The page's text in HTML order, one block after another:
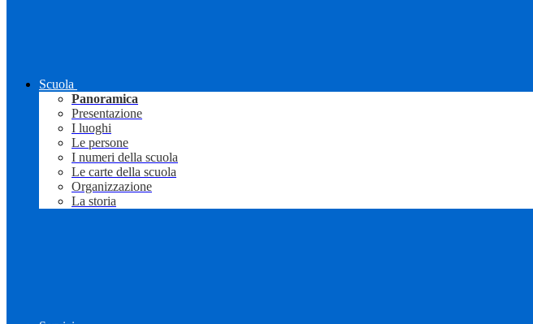
Scuola
Panoramica
Presentazione
I luoghi
Le persone
I numeri della scuola
Le carte della scuola
Organizzazione
La storia